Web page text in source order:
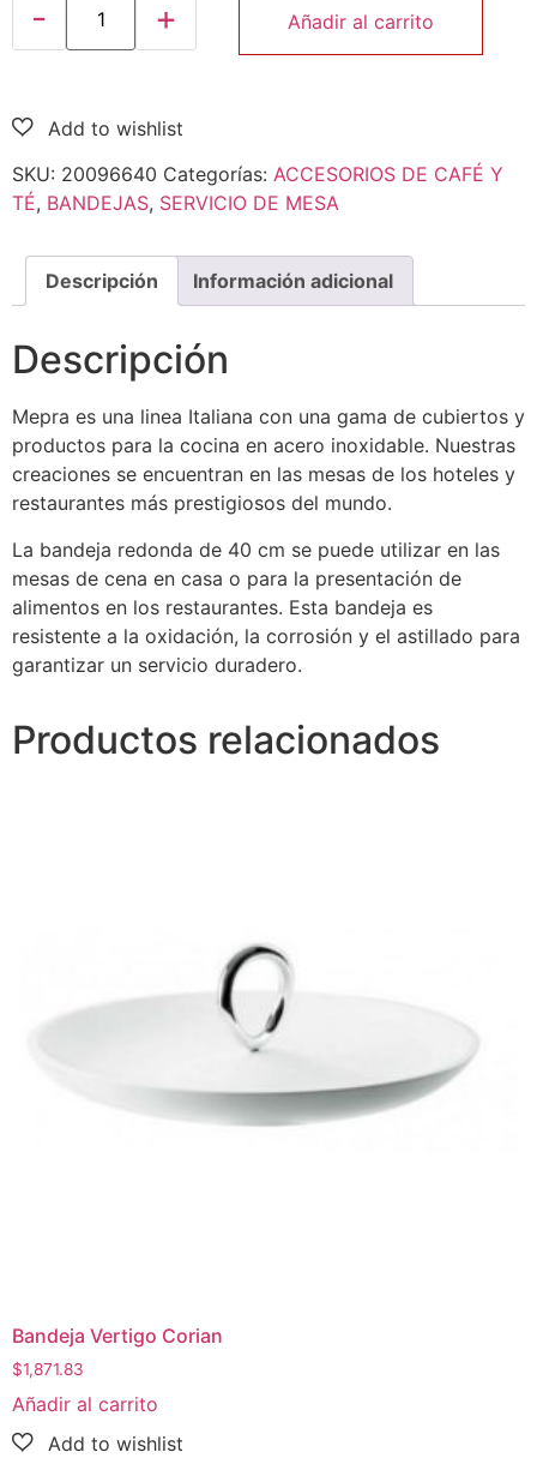
Añadir al carrito
SKU: 20096640 Categorías: ACCESORIOS DE CAFÉ Y
TÉ, BANDEJAS, SERVICIO DE MESA
Descripción Información adicional
Descripción
Mepra es una linea Italiana con una gama de cubiertos y
productos para la cocina en acero inoxidable. Nuestras
creaciones se encuentran en las mesas de los hoteles y
restaurantes más prestigiosos del mundo.
La bandeja redonda de 40 cm se puede utilizar en las
mesas de cena en casa o para la presentación de
alimentos en los restaurantes. Esta bandeja es
resistente a la oxidación, la corrosión y el astillado para
garantizar un servicio duradero.
Productos relacionados
Bandeja Vertigo Corian
$1,871.83
Añadir al carrito